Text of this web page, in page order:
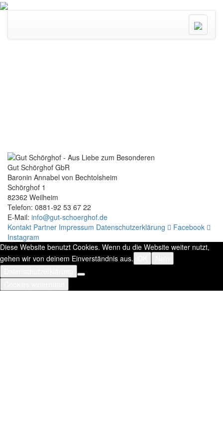
Menü
ein/
Gut Schörghof GbR
Baronin Annabel von Bechtolsheim
Schörghof 1
82362 Weilheim
Telefon: 0881-92 53 67 22
E-Mail: info@gut-schoerghof.de
Kontakt Partner Impressum Datenschutzerklärung
Facebook
Instagram
Diese Website benutzt Cookies. Wenn du die Website weiter nutzt,
gehen wir von deinem Einverständnis aus.